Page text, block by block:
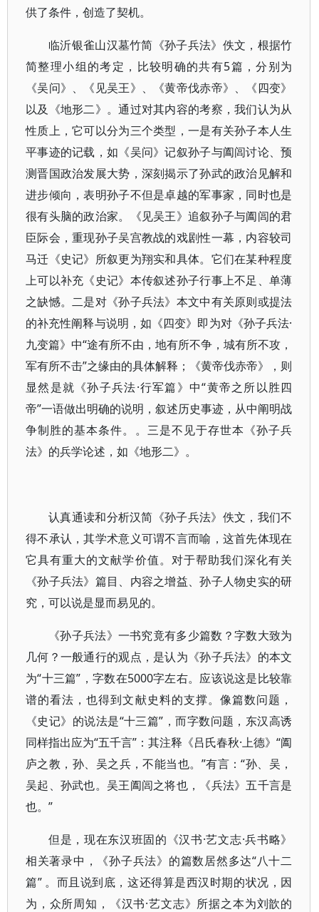
供了条件，创造了契机。
临沂银雀山汉墓竹简《孙子兵法》佚文，根据竹
简整理小组的考定，比较明确的共有5篇，分别为
《吴问》、《见吴王》、《黄帝伐赤帝》、《四变》
以及《地形二》。通过对其内容的考察，我们认为从
性质上，它可以分为三个类型，一是有关孙子本人生
平事迹的记载，如《吴问》记叙孙子与阖闾讨论、预
测晋国政治发展大势，深刻揭示了孙武的政治见解和
进步倾向，表明孙子不但是卓越的军事家，同时也是
很有头脑的政治家。《见吴王》追叙孙子与阖闾的君
臣际会，重现孙子吴宫教战的戏剧性一幕，内容较司
马迁《史记》所叙更为翔实和具体。它们在某种程度
上可以补充《史记》本传叙述孙子行事上不足、单薄
之缺憾。二是对《孙子兵法》本文中有关原则或提法
的补充性阐释与说明，如《四变》即为对《孙子兵法·
九变篇》中“途有所不由，地有所不争，城有所不攻，
军有所不击”之缘由的具体解释；《黄帝伐赤帝》，则
显然是就《孙子兵法·行军篇》中“黄帝之所以胜四
帝”一语做出明确的说明，叙述历史事迹，从中阐明战
争制胜的基本条件。。三是不见于存世本《孙子兵
法》的兵学论述，如《地形二》。
认真通读和分析汉简《孙子兵法》佚文，我们不
得不承认，其学术意义可谓不言而喻，这首先体现在
它具有重大的文献学价值。对于帮助我们深化有关
《孙子兵法》篇目、内容之增益、孙子人物史实的研
究，可以说是显而易见的。
《孙子兵法》一书究竟有多少篇数？字数大致为
几何？一般通行的观点，是认为《孙子兵法》的本文
为“十三篇”，字数在5000字左右。应该说这是比较靠
谱的看法，也得到文献史料的支撑。像篇数问题，
《史记》的说法是“十三篇”，而字数问题，东汉高诱
同样指出应为“五千言”：其注释《吕氏春秋·上德》“阖
庐之教，孙、吴之兵，不能当也。”有言：“孙、吴，
吴起、孙武也。吴王阖闾之将也，《兵法》五千言是
也。”
但是，现在东汉班固的《汉书·艺文志·兵书略》
相关著录中，《孙子兵法》的篇数居然多达“八十二
篇” 。而且说到底，这还得算是西汉时期的状况，因
为，众所周知，《汉书·艺文志》所据之本为刘歆的